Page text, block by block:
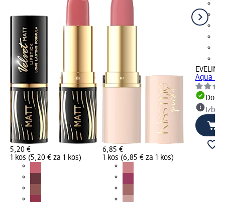
5,20 €
1 kos (5,20 € za 1 kos)
6,85 €
1 kos (6,85 € za 1 kos)
EVELINE
Aqua